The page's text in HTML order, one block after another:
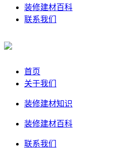
装修建材百科
联系我们
首页
关于我们
装修建材知识
装修建材百科
联系我们